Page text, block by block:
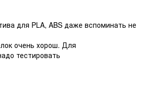
для PLA, ABS даже вспоминать не
очень хорош. Для
тестировать